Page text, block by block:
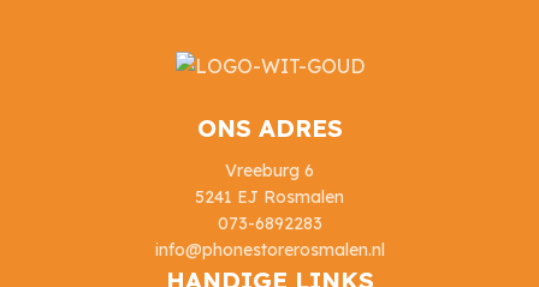
ONS ADRES
Vreeburg 6
5241 EJ Rosmalen
073-6892283
info@phonestorerosmalen.nl
HANDIGE LINKS